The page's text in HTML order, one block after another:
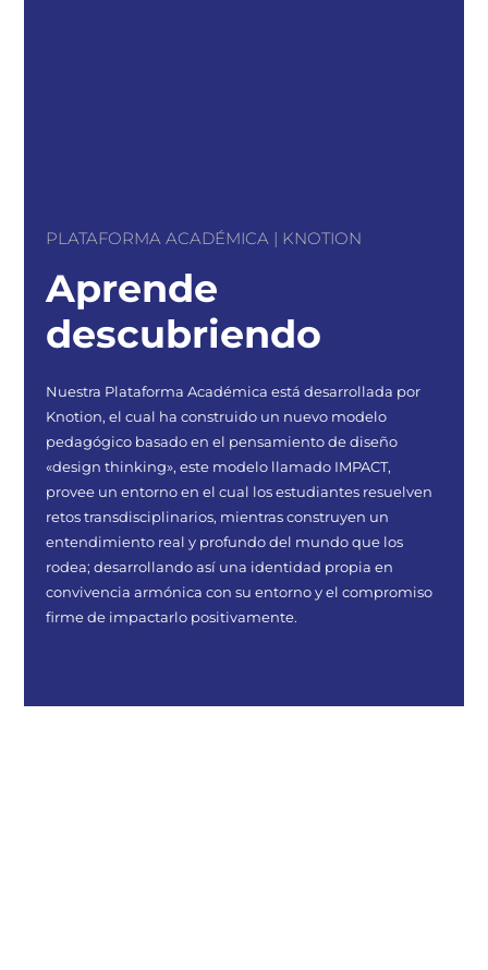
PLATAFORMA ACADÉMICA | KNOTION
Aprende
descubriendo
Nuestra Plataforma Académica está desarrollada por
Knotion, el cual ha construido un nuevo modelo
pedagógico basado en el pensamiento de diseño
«design thinking», este modelo llamado IMPACT,
provee un entorno en el cual los estudiantes resuelven
retos transdisciplinarios, mientras construyen un
entendimiento real y profundo del mundo que los
rodea; desarrollando así una identidad propia en
convivencia armónica con su entorno y el compromiso
firme de impactarlo positivamente.